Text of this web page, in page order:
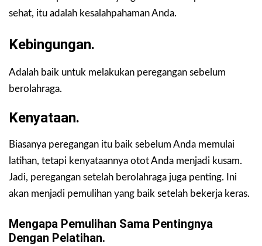
sehat, itu adalah kesalahpahaman Anda.
Kebingungan.
Adalah baik untuk melakukan peregangan sebelum
berolahraga.
Kenyataan.
Biasanya peregangan itu baik sebelum Anda memulai
latihan, tetapi kenyataannya otot Anda menjadi kusam.
Jadi, peregangan setelah berolahraga juga penting. Ini
akan menjadi pemulihan yang baik setelah bekerja keras.
Mengapa Pemulihan Sama Pentingnya
Dengan Pelatihan.